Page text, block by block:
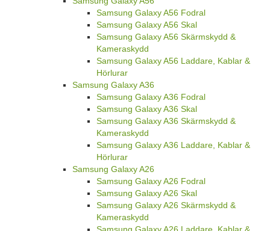
Samsung Galaxy A17 Skal
Samsung Galaxy A17 Laddare, Kablar &
Hörlurar
Samsung Galaxy A56
Samsung Galaxy A56 Fodral
Samsung Galaxy A56 Skal
Samsung Galaxy A56 Skärmskydd &
Kameraskydd
Samsung Galaxy A56 Laddare, Kablar &
Hörlurar
Samsung Galaxy A36
Samsung Galaxy A36 Fodral
Samsung Galaxy A36 Skal
Samsung Galaxy A36 Skärmskydd &
Kameraskydd
Samsung Galaxy A36 Laddare, Kablar &
Hörlurar
Samsung Galaxy A26
Samsung Galaxy A26 Fodral